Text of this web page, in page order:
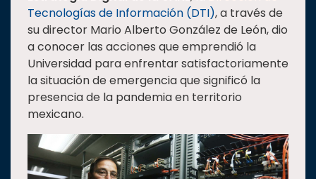
Oferta
educativa
Estudiantes
Rectoría
Investigación
Responsabilidad
social
Tecnologías de Información (DTI), a través de
su director Mario Alberto González de León, dio
a conocer las acciones que emprendió la
Universidad para enfrentar satisfactoriamente
la situación de emergencia que significó la
presencia de la pandemia en territorio
mexicano.